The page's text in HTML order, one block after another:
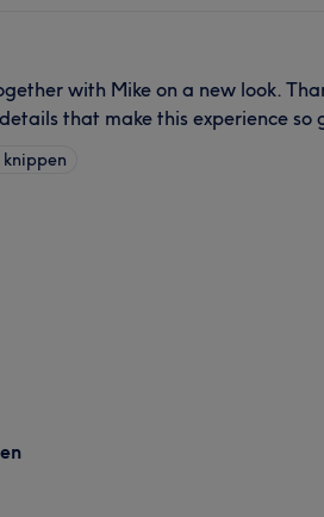
with Mike on a new look.
that make this experience so